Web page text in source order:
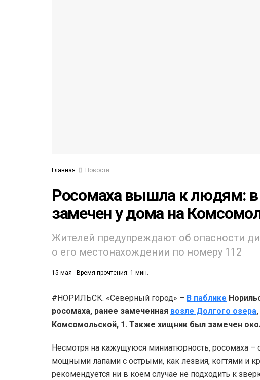
Главная Новости
Росомаха вышла к людям:
замечен у дома на
Жителей предупреждают об опасности
о его местонахождении по номеру 112
15 мая Время прочтения: 1 мин.
#НОРИЛЬСК. «Северный город» – В паблике
росомаха, ранее замеченная возле Долгого озера
Комсомольской, 1. Также хищник был замечен
Несмотря на кажущуюся миниатюрность, росомаха
мощными лапами с острыми, как лезвия, когтями и
рекомендуется ни в коем случае не подходить к